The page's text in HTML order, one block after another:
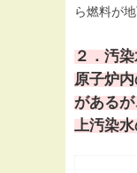
ら燃料が
２．汚
原子炉
がある
上汚染